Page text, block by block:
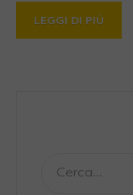
LEGGI DI PIÙ